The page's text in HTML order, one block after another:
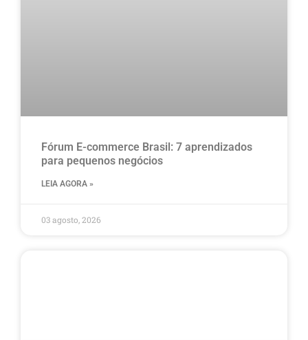
Fórum E-commerce Brasil: 7 aprendizados
para pequenos negócios
LEIA AGORA »
03 agosto, 2026